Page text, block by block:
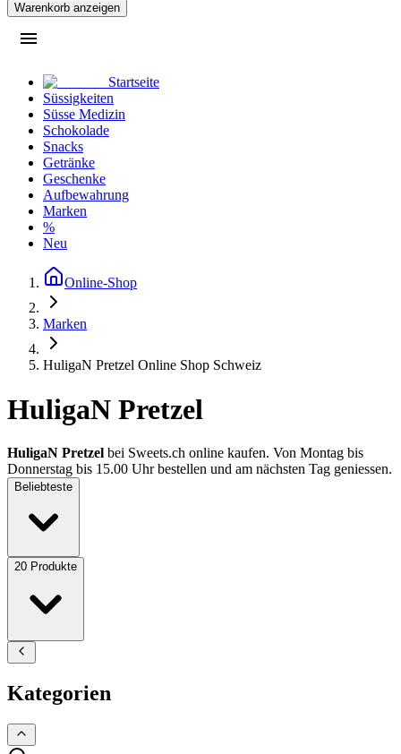
Warenkorb anzeigen
Startseite
Süssigkeiten
Süsse Medizin
Schokolade
Snacks
Getränke
Geschenke
Aufbewahrung
Marken
%
Neu
Online-Shop
Marken
HuligaN Pretzel Online Shop Schweiz
HuligaN Pretzel
HuligaN Pretzel bei Sweets.ch online kaufen. Von Montag bis
Donnerstag bis 15.00 Uhr bestellen und am nächsten Tag geniessen.
Beliebteste
20 Produkte
Kategorien